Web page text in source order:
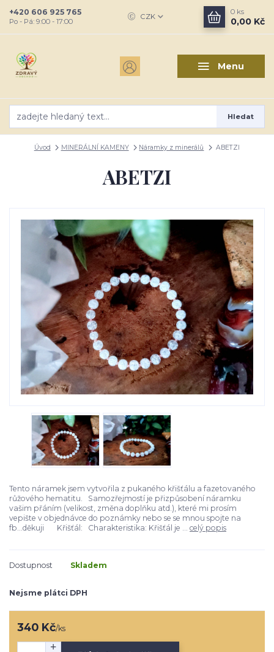
Menu
CZK
Hledat
+420 606 925 765
Po - Pá: 9:00 - 17:00
0 ks
0,00 Kč
Úvod MINERÁLNÍ KAMENY Náramky z minerálů ABETZI
ABETZI
Tento náramek jsem vytvořila z pukaného křišťálu a fazetovaného
růžového hematitu. Samozřejmostí je přizpůsobení náramku
vašim přáním (velikost, změna doplňku atd.), které mi prosím
vepište v objednávce do poznámky nebo se se mnou spojte na
fb...děkuji Křišťál: Charakteristika: Křišťál je ... celý popis
Dostupnost Skladem
Nejsme plátci DPH
340 Kč/ks